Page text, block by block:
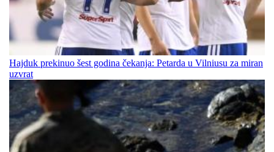
Hajduk prekinuo šest godina čekanja: Petarda u Vilniusu za miran
uzvrat